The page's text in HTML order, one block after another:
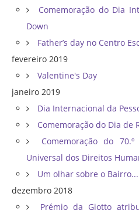
Comemoração do Dia
Down
Father’s day no Centro
fevereiro 2019
Valentine's Day
janeiro 2019
Dia Internacional da
Comemoração do Dia de
Comemoração do
Universal dos Direitos
Um olhar sobre o Bairro...
dezembro 2018
Prémio da Giotto